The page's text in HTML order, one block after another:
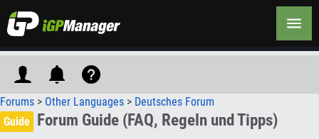
Forums > Other Languages > Deutsches Forum
Guide
Forum Guide (FAQ, Regeln und Tipps)